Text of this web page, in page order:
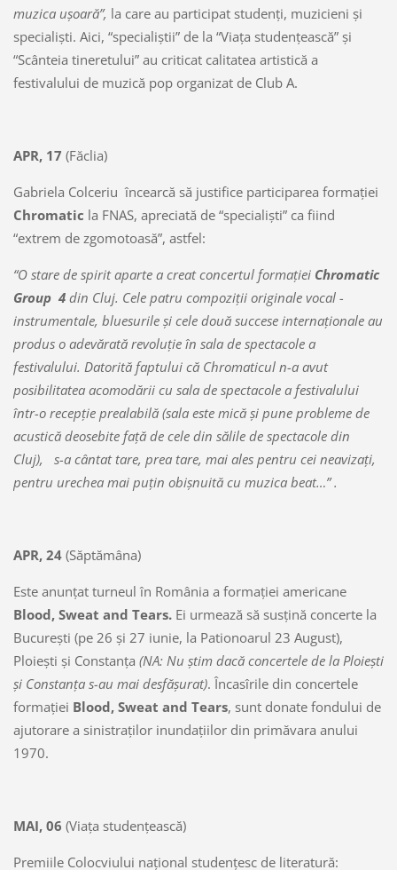
muzica uşoară”, la care au participat studenţi, muzicieni şi
specialişti. Aici, “specialiştii” de la “Viaţa studenţească” şi
“Scânteia tineretului” au criticat calitatea artistică a
festivalului de muzică pop organizat de Club A.
APR, 17 (Făclia)
Gabriela Colceriu încearcă să justifice participarea formaţiei
Chromatic la FNAS, apreciată de “specialişti” ca fiind
“extrem de zgomotoasă”, astfel:
“O stare de spirit aparte a creat concertul formaţiei Chromatic
Group 4din Cluj. Cele patru compoziţii originale vocal -
instrumentale, bluesurile şi cele două succese internaţionale au
produs o adevărată revoluţie în sala de spectacole a
festivalului. Datorită faptului că Chromaticul n-a avut
posibilitatea acomodării cu sala de spectacole a festivalului
într-o recepţie prealabilă (sala este mică şi pune probleme de
acustică deosebite faţă de cele din sălile de spectacole din
Cluj), s-a cântat tare, prea tare, mai ales pentru cei neavizaţi,
pentru urechea mai puţin obişnuită cu muzica beat…” .
APR, 24 (Săptămâna)
Este anunţat turneul în România a formaţiei americane
Blood, Sweat and Tears. Ei urmează să susţină concerte la
Bucureşti (pe 26 şi 27 iunie, la Pationoarul 23 August),
Ploieşti şi Constanţa (NA: Nu ştim dacă concertele de la Ploieşti
şi Constanţa s-au mai desfăşurat). Încasîrile din concertele
formaţiei Blood, Sweat and Tears, sunt donate fondului de
ajutorare a sinistraţilor inundaţiilor din primăvara anului
1970.
MAI, 06 (Viaţa studenţească)
Premiile Colocviului naţional studenţesc de literatură: